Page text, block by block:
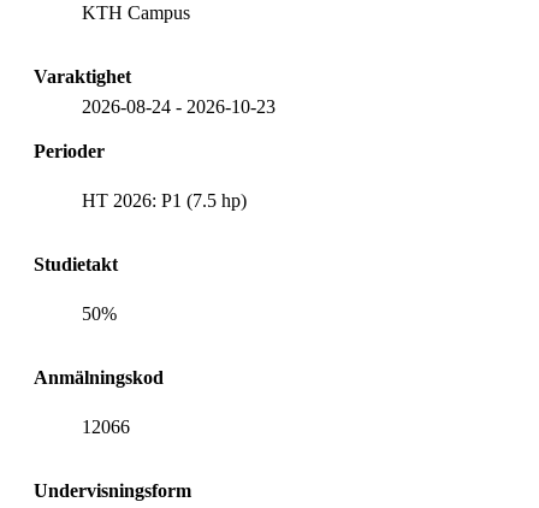
KTH Campus
Varaktighet
2026-08-24 - 2026-10-23
Perioder
HT 2026: P1 (7.5 hp)
Studietakt
50%
Anmälningskod
12066
Undervisningsform